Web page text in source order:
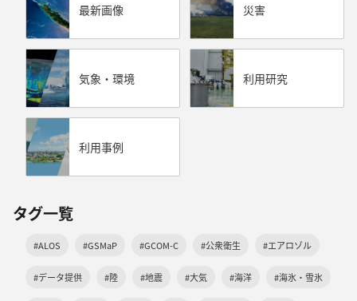
最新画像 災害
気象・環境 利用研究
利用事例
タグ一覧
#ALOS #GSMaP #GCOM-C #公衆衛生 #エアロゾル
#データ提供 #陸 #地震 #大気 #海洋 #海氷・雪氷